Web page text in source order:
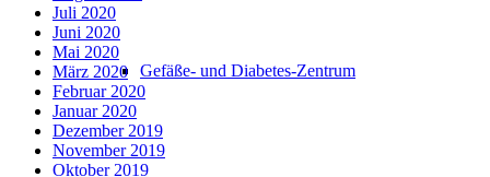
Gefäße- und Diabetes-Zentrum
Juli 2020
Juni 2020
Mai 2020
März 2020
Februar 2020
Januar 2020
Dezember 2019
November 2019
Oktober 2019